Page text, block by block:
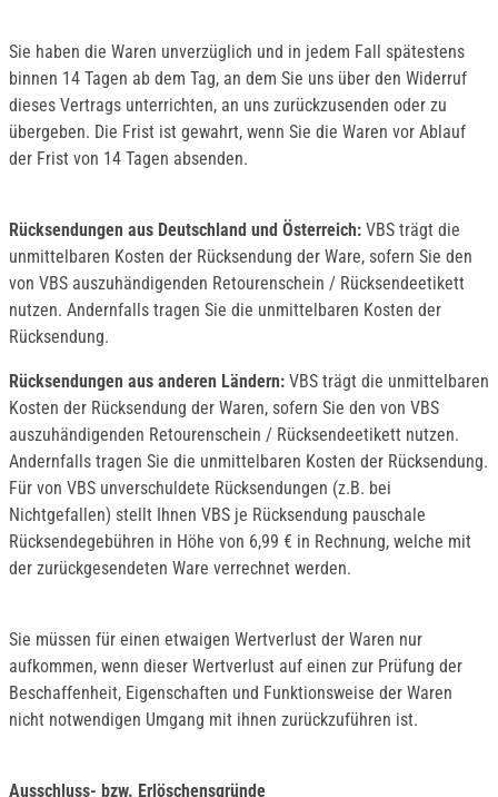
Sie haben die Waren unverzüglich und in jedem Fall spätestens
binnen 14 Tagen ab dem Tag, an dem Sie uns über den Widerruf
dieses Vertrags unterrichten, an uns zurückzusenden oder zu
übergeben. Die Frist ist gewahrt, wenn Sie die Waren vor Ablauf
der Frist von 14 Tagen absenden.
Rücksendungen aus Deutschland und Österreich: VBS trägt die
unmittelbaren Kosten der Rücksendung der Ware, sofern Sie den
von VBS auszuhändigenden Retourenschein / Rücksendeetikett
nutzen. Andernfalls tragen Sie die unmittelbaren Kosten der
Rücksendung.
Rücksendungen aus anderen Ländern: VBS trägt die unmittelbaren
Kosten der Rücksendung der Waren, sofern Sie den von VBS
auszuhändigenden Retourenschein / Rücksendeetikett nutzen.
Andernfalls tragen Sie die unmittelbaren Kosten der Rücksendung.
Für von VBS unverschuldete Rücksendungen (z.B. bei
Nichtgefallen) stellt Ihnen VBS je Rücksendung pauschale
Rücksendegebühren in Höhe von 6,99 € in Rechnung, welche mit
der zurückgesendeten Ware verrechnet werden.
Sie müssen für einen etwaigen Wertverlust der Waren nur
aufkommen, wenn dieser Wertverlust auf einen zur Prüfung der
Beschaffenheit, Eigenschaften und Funktionsweise der Waren
nicht notwendigen Umgang mit ihnen zurückzuführen ist.
Ausschluss- bzw. Erlöschensgründe